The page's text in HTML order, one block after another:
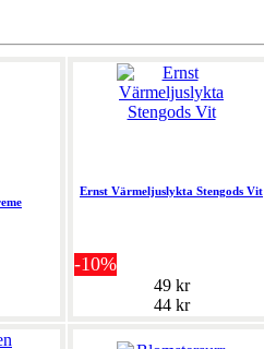
Ernst Värmeljuslykta Stengods Vit
-10%
49 kr
44 kr